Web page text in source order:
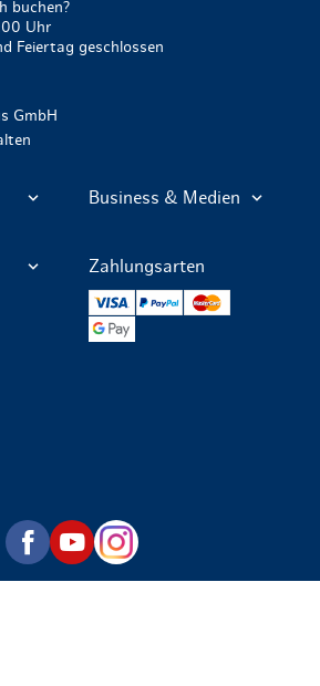
buchen?
Uhr
Feiertag geschlossen
GmbH
Business & Medien
Zahlungsarten
VISA PayPal